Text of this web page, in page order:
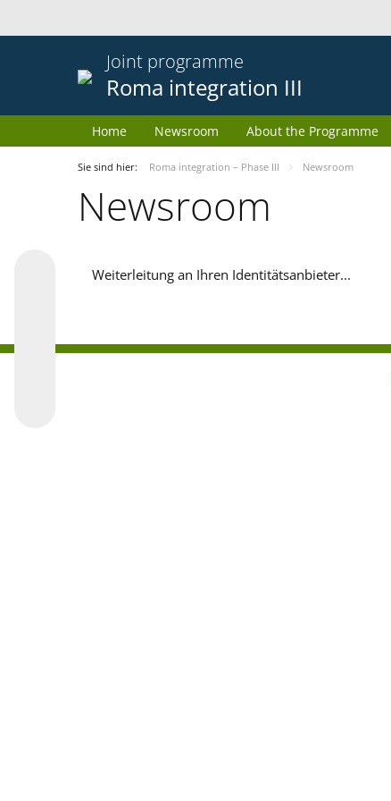
Joint programme
Roma integration III
Home Newsroom About the Programme
Sie sind hier: Roma integration – Phase III Newsroom
Newsroom
Weiterleitung an Ihren Identitätsanbieter...